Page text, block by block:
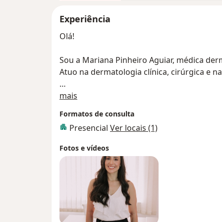
Experiência
Olá!
Sou a Mariana Pinheiro Aguiar, médica
Atuo na dermatologia
Trabalho com particulares e planos de
Atendo:
Rua do Coliseu, 137. Sala 02. Centro.
CEP: 56.302-390
Para maiores informações, favor entrar em
(87)3866-2156
(87)98100-2156 - WhatsApp
mais
Formatos de consulta
Presencial Ver locais (1)
Fotos e vídeos